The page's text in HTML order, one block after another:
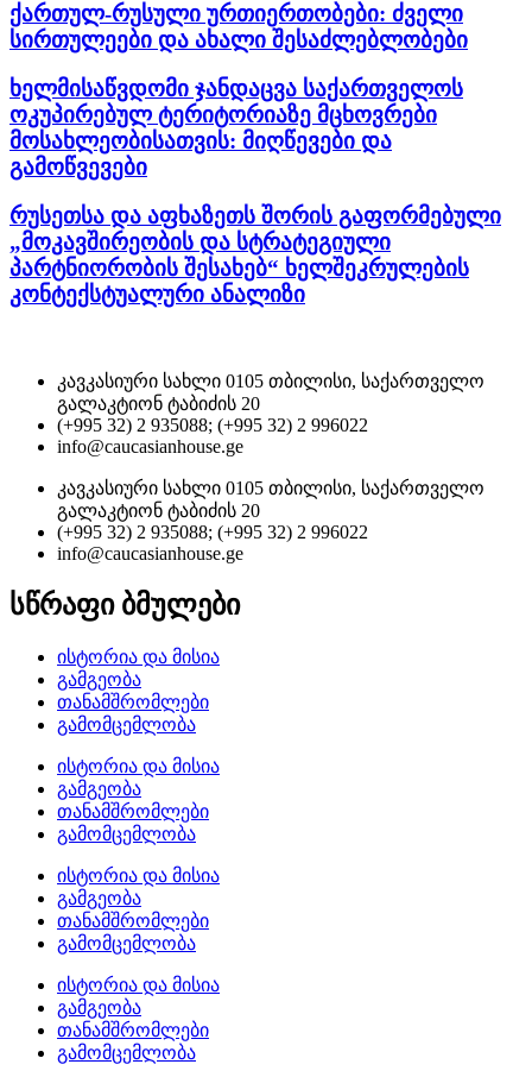
ქართულ-რუსული ურთიერთობები: ძველი
სირთულეები და ახალი შესაძლებლობები
ხელმისაწვდომი ჯანდაცვა საქართველოს
ოკუპირებულ ტერიტორიაზე მცხოვრები
მოსახლეობისათვის: მიღწევები და
გამოწვევები
რუსეთსა და აფხაზეთს შორის გაფორმებული
„მოკავშირეობის და სტრატეგიული
პარტნიორობის შესახებ“ ხელშეკრულების
კონტექსტუალური ანალიზი
კავკასიური სახლი 0105 თბილისი, საქართველო
გალაკტიონ ტაბიძის 20
(+995 32) 2 935088; (+995 32) 2 996022
info@caucasianhouse.ge
კავკასიური სახლი 0105 თბილისი, საქართველო
გალაკტიონ ტაბიძის 20
(+995 32) 2 935088; (+995 32) 2 996022
info@caucasianhouse.ge
სწრაფი ბმულები
ისტორია და მისია
გამგეობა
თანამშრომლები
გამომცემლობა
ისტორია და მისია
გამგეობა
თანამშრომლები
გამომცემლობა
ისტორია და მისია
გამგეობა
თანამშრომლები
გამომცემლობა
ისტორია და მისია
გამგეობა
თანამშრომლები
გამომცემლობა